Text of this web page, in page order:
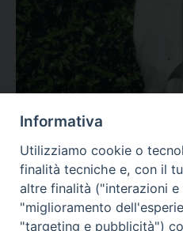
Informativa
Utilizziamo cookie o
finalità tecniche e, con il
altre finalità ("interazioni
"miglioramento
"targeting e pubblicità")